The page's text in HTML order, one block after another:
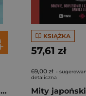
MVP. The Most Valuable Person
KSIĄŻKA
57,61 zł
69,00 zł -
detaliczna